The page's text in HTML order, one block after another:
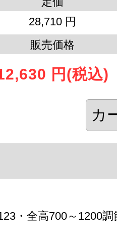
28,710 円
販売価格
円 (税込)
・全高700～1200調